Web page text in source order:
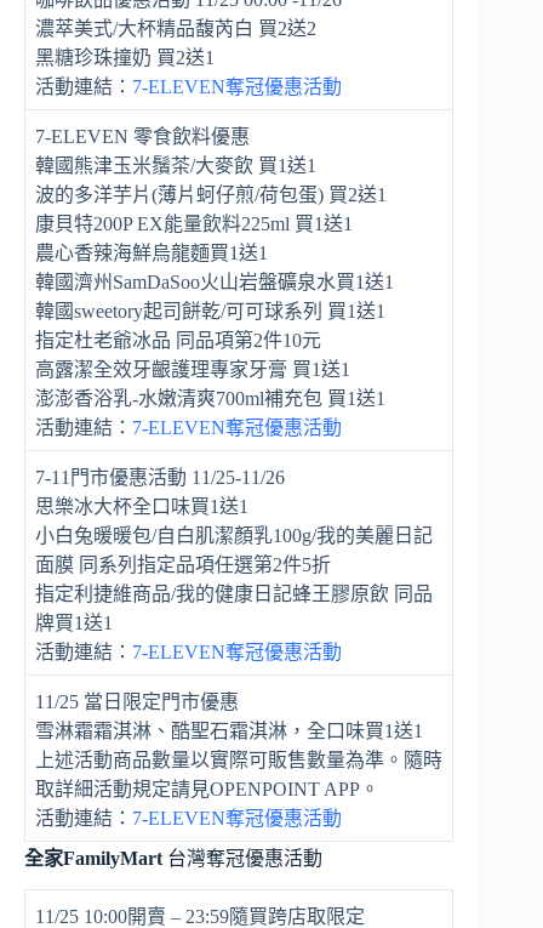
濃萃美式/大杯精品馥芮白 買2送2
黑糖珍珠撞奶 買2送1
活動連結： 7-ELEVEN奪冠優惠活動
7-ELEVEN 零食飲料優惠
韓國熊津玉米鬚茶/大麥飲 買1送1
波的多洋芋片(薄片蚵仔煎/荷包蛋) 買2送1
康貝特200P EX能量飲料225ml 買1送1
農心香辣海鮮烏龍麵買1送1
韓國濟州SamDaSoo火山岩盤礦泉水買1送1
韓國sweetory起司餅乾/可可球系列 買1送1
指定杜老爺冰品 同品項第2件10元
高露潔全效牙齦護理專家牙膏 買1送1
澎澎香浴乳-水嫩清爽700ml補充包 買1送1
活動連結： 7-ELEVEN奪冠優惠活動
7-11門市優惠活動 11/25-11/26
思樂冰大杯全口味買1送1
小白兔暖暖包/自白肌潔顏乳100g/我的美麗日記
面膜 同系列指定品項任選第2件5折
指定利捷維商品/我的健康日記蜂王膠原飲 同品
牌買1送1
活動連結： 7-ELEVEN奪冠優惠活動
11/25 當日限定門市優惠
雪淋霜霜淇淋、酷聖石霜淇淋，全口味買1送1
上述活動商品數量以實際可販售數量為準。隨時
取詳細活動規定請見OPENPOINT APP。
活動連結： 7-ELEVEN奪冠優惠活動
全家FamilyMart 台灣奪冠優惠活動
11/25 10:00開賣 – 23:59隨買跨店取限定